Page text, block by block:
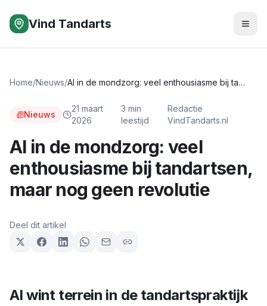
Vind Tandarts
Home/Nieuws/ AI in de mondzorg: veel enthousiasme bij tandartsen, maar nog geen revolutie
Nieuws
21 maart
2026
3 min
leestijd
Redactie
VindTandarts.nl
AI in de mondzorg: veel
enthousiasme bij tandartsen,
maar nog geen revolutie
Deel dit artikel
AI wint terrein in de tandartspraktijk